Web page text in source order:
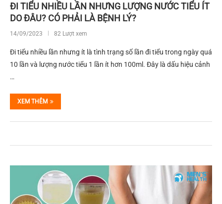
ĐI TIỂU NHIỀU LẦN NHƯNG LƯỢNG NƯỚC TIỂU ÍT
DO ĐÂU? CÓ PHẢI LÀ BỆNH LÝ?
14/09/2023 82 Lượt xem
Đi tiểu nhiều lần nhưng ít là tình trạng số lần đi tiểu trong ngày quá
10 lần và lượng nước tiểu 1 lần ít hơn 100ml. Đây là dấu hiệu cảnh
…
XEM THÊM